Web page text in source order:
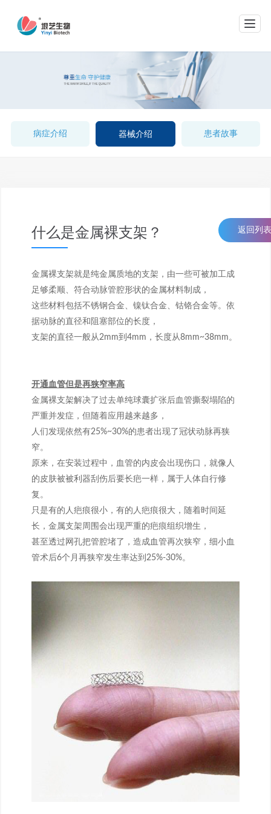
网站导航
病症介绍 器械介绍 患者故事
什么是金属裸支架？ 返回列
金属裸支架就是纯金属质地的支架，由一些可被加工成
足够柔顺、符合动脉管腔形状的金属材料制成，
这些材料包括不锈钢合金、镍钛合金、钴铬合金等。依
据动脉的直径和阻塞部位的长度，
支架的直径一般从2mm到4mm，长度从8mm~38mm。
开通血管但是再狭窄率高
金属裸支架解决了过去单纯球囊扩张后血管撕裂塌陷的
严重并发症，但随着应用越来越多，
人们发现依然有25%~30%的患者出现了冠状动脉再狭
窄。
原来，在安装过程中，血管的内皮会出现伤口，就像人
的皮肤被被利器刮伤后要长疤一样，属于人体自行修
复。
只是有的人疤痕很小，有的人疤痕很大，随着时间延
长，金属支架周围会出现严重的疤痕组织增生，
甚至透过网孔把管腔堵了，造成血管再次狭窄，细小血
管术后6个月再狭窄发生率达到25%-30%。